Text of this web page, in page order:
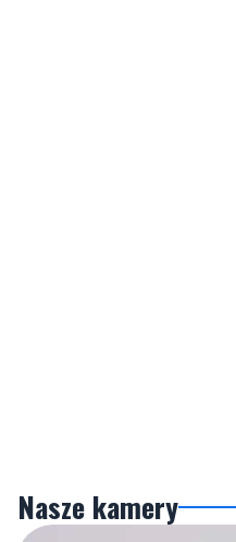
Nasze kamery